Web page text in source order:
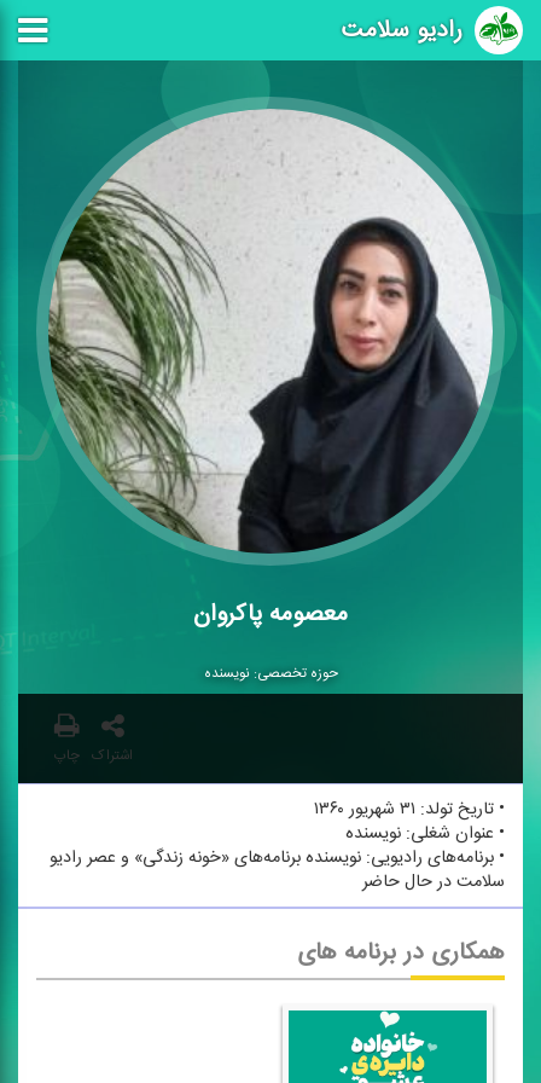
رادیو سلامت
معصومه پاكروان
حوزه تخصصی: نویسنده
اشتراک چاپ
• تاریخ تولد: ۳۱ شهریور ۱۳۶۰
• عنوان شغلی: نویسنده
• برنامه‌های رادیویی: نویسنده برنامه‌های «خونه زندگی» و عصر رادیو
سلامت در حال حاضر
همکاری در برنامه های